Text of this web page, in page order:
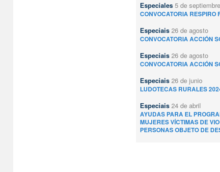
Especiales 5 de septiembre
CONVOCATORIA RESPIRO
Especiais 26 de agosto
CONVOCATORIA ACCIÓN
Especiais 26 de agosto
CONVOCATORIA ACCIÓN
Especiais 26 de junio
LUDOTECAS RURALES
Especiais 24 de abril
AYUDAS PARA EL
MUJERES VÍCTIMAS DE
PERSONAS OBJETO DE